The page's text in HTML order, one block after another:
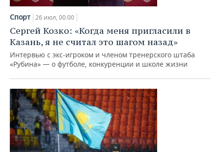
Спорт 26 июл, 00:00
Сергей Козко: «Когда меня пригласили в
Казань, я не считал это шагом назад»
Интервью с экс-игроком и членом тренерского штаба
«Рубина» — о футболе, конкуренции и школе жизни